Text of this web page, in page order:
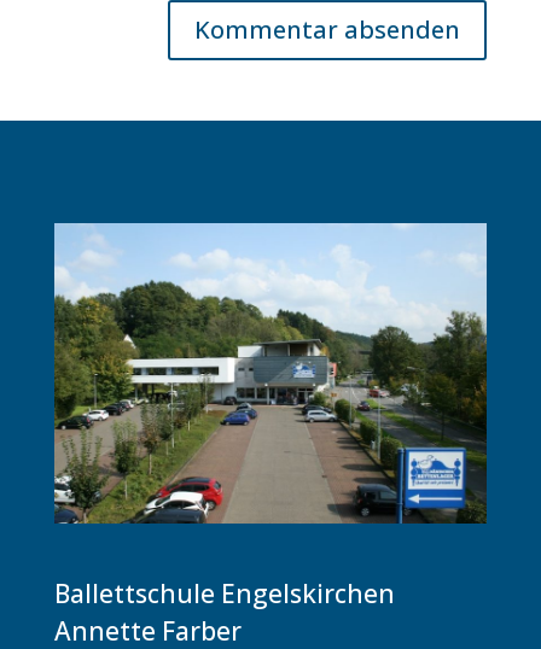
Ballettschule Engelskirchen
Annette Farber